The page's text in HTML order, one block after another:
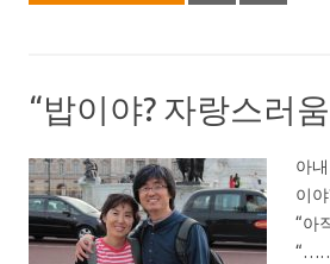
“밥이야? 자랑스러
아
이
“아